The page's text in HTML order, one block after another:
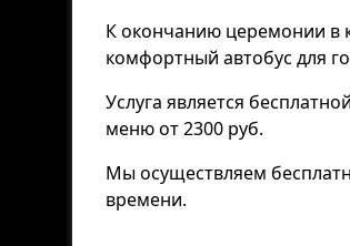
К окончанию церемонии
комфортный автобус для
Услуга является
меню от 2300 руб.
Мы осуществляем
времени.